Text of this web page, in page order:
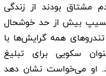
مشتاق بودند از زندگی
بیش از حد خوشحال
همه گرایش‌ها با
سکویی برای تبلیغ
او می‌خواست نشان دهد